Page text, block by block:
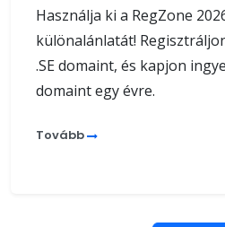
Használja ki a RegZone
különalánlatát!
.SE domaint, és kapjon
domaint egy évre.
Tovább